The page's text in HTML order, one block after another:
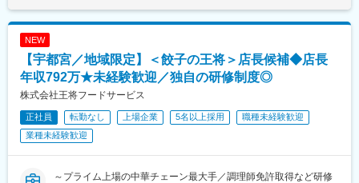
【1日の仕事の流れ】
朝礼・営業準備→営業(5-7社程度)→日報作成、翌日準備
クライアントは一人当たり約50社になり、車で移動しながらお客
様先を周っていきます。
また、場合によっては機種の納品や設定のサポート、見積書の作
成も行います。
営業エリアは県内が中心となり、県外への出張はほぼありませ
※訪問が少ない日はフォローの連絡や翌日以降の営業準備を行って
NEW
【宇都宮／地域限定】＜餃子の王将＞店長候補◆店長
年収792万★未経験歓迎／独自の研修制度◎
株式会社王将フードサービス
正社員 転勤なし 上場企業 5名以上採用
職種未経験歓迎
業種未経験歓迎
～プライム上場の中華チェーン最大手／調理師免許取得など研修